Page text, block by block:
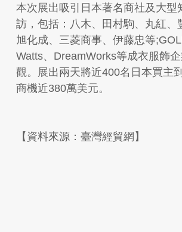
本次展出吸引日本著名商社及大型
訪，包括：八木、田村駒、丸紅、
旭化成、三菱商事、伊藤忠等
Watts、DreamWorks等成衣服飾
觀。展出兩天將近400名日本買主
商機近380萬美元。
【資料來源：臺灣經貿網】